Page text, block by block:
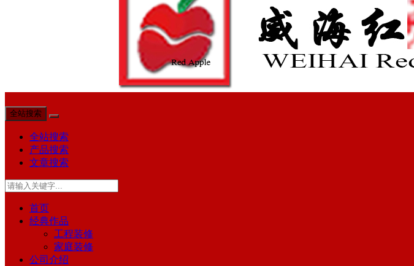
全站搜索
全站搜索
产品搜索
文章搜索
首页
经典作品
工程装修
家庭装修
公司介绍